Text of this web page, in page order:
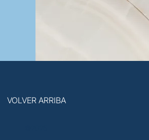
VOLVER ARRIBA